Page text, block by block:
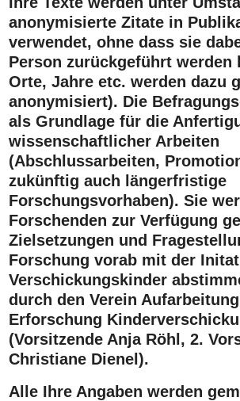
anonymisierte Zitate in
verwendet, ohne dass sie
Person zurückgeführt werden
Orte, Jahre etc. werden dazu
anonymisiert). Die
als Grundlage für die
wissenschaftlicher Arbeiten
(Abschlussarbeiten,
zukünftig auch längerfristige
Forschungsvorhaben). Sie
Forschenden zur Verfügung
Zielsetzungen und
Forschung vorab mit der
Verschickungskinder
durch den Verein
Erforschung
(Vorsitzende Anja Röhl, 2.
Christiane Dienel).
Alle Ihre Angaben werden